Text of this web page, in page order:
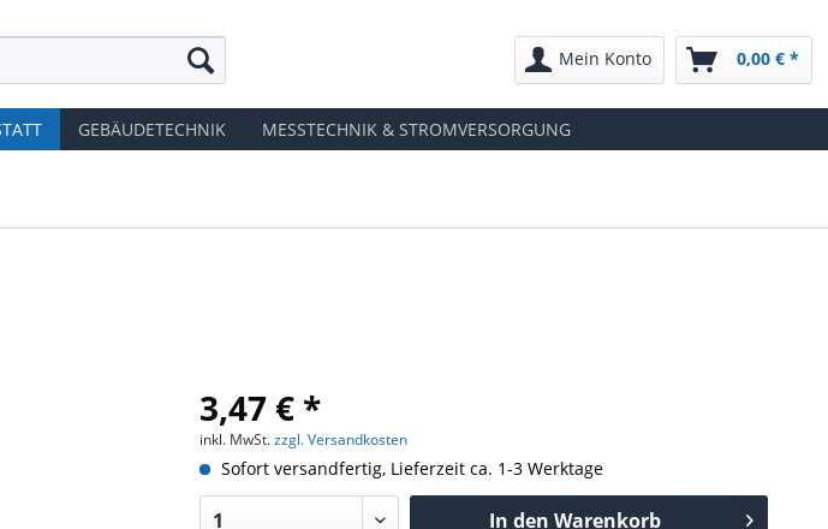
Mein Konto 0,00 € *
GEBÄUDETECHNIK MESSTECHNIK & STROMVERSORGUNG
3,47 € *
inkl. MwSt.zzgl. Versandkosten
Sofort versandfertig, Lieferzeit ca. 1-3 Werktage
In den Warenkorb